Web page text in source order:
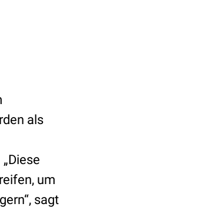
als
um
sagt